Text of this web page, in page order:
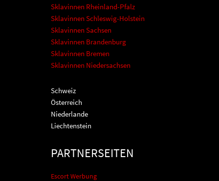
Sklavinnen Rheinland-Pfalz
Sklavinnen Schleswig-Holstein
Sklavinnen Sachsen
Sklavinnen Brandenburg
Sklavinnen Bremen
Sklavinnen Niedersachsen
Schweiz
Österreich
Niederlande
Liechtenstein
PARTNERSEITEN
Escort Werbung